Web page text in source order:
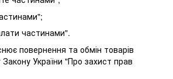
частинами".
повернення та обмін товарів
України "Про захист прав